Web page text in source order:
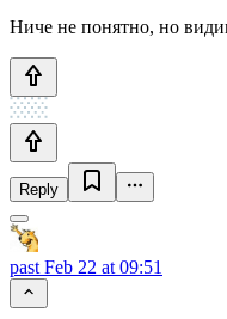
Ниче не понятно, но
Reply
past Feb 22 at 09:51